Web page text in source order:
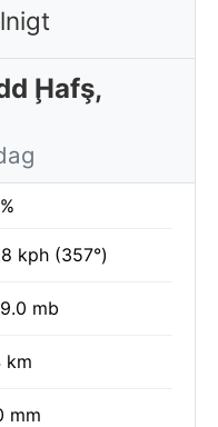
Ḩafş,
kph (357°)
mb
km
mm